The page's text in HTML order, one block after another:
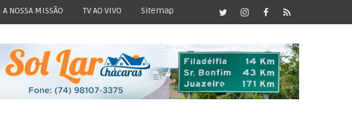
A NOSSA MISSÃO TV AO VIVO Sitemap